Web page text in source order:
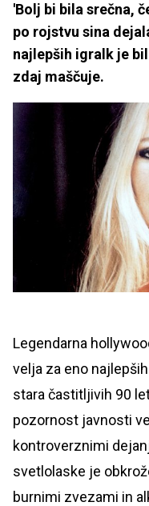
'Bolj bi bila srečna,
po rojstvu sina
najlepših igralk je
zdaj maščuje.
Legendarna
velja za eno
stara častitljivih 90
pozornost javnosti
kontroverznimi
svetlolaske je
burnimi zvezami in